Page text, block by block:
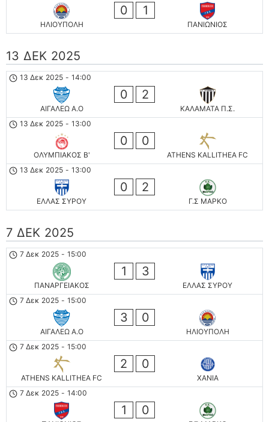
ΗΛΙΟΥΠΟΛΗ
0 1
ΠΑΝΙΩΝΙΟΣ
13 ΔΕΚ 2025
13 Δεκ 2025 - 14:00
ΑΙΓΑΛΕΩ A.O
0 2
ΚΑΛΑΜΑΤΑ Π.Σ.
13 Δεκ 2025 - 13:00
ΟΛΥΜΠΙΑΚΟΣ Β'
0 0
ATHENS KALLITHEA FC
13 Δεκ 2025 - 13:00
ΕΛΛΑΣ ΣΥΡΟΥ
0 2
Γ.Σ ΜΑΡΚΟ
7 ΔΕΚ 2025
7 Δεκ 2025 - 15:00
ΠΑΝΑΡΓΕΙΑΚΟΣ
1 3
ΕΛΛΑΣ ΣΥΡΟΥ
7 Δεκ 2025 - 15:00
ΑΙΓΑΛΕΩ A.O
3 0
ΗΛΙΟΥΠΟΛΗ
7 Δεκ 2025 - 15:00
ATHENS KALLITHEA FC
2 0
ΧΑΝΙΑ
7 Δεκ 2025 - 14:00
1 0